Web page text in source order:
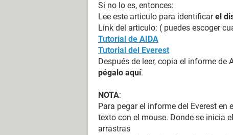
Si no lo es, entonces:
Lee este articulo para identificarel
Link del articulo: ( puedes escoger
Tutorial de AIDA
Tutorial del Everest
Después de leer, copia el informe de
pégalo aquí.
NOTA:
Para pegar el informe del Everest en
texto con el mouse. Donde se inicia
arrastras